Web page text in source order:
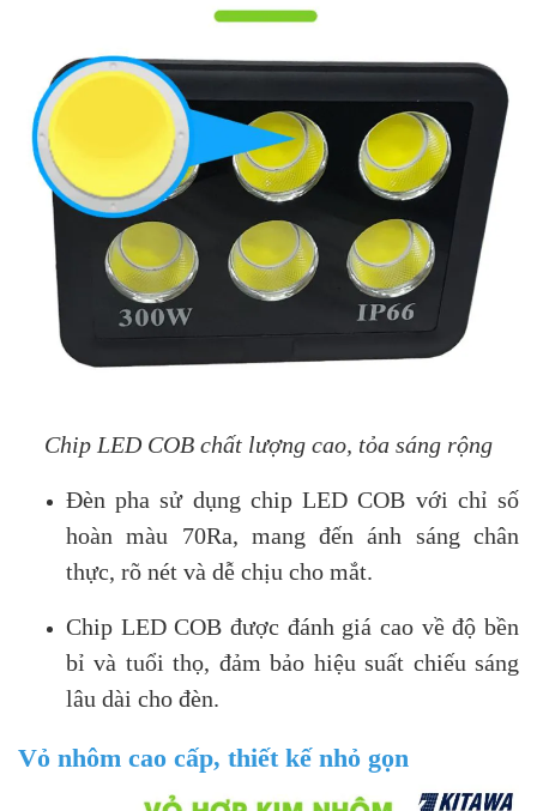
Chip LED COB chất lượng cao, tỏa sáng rộng
Đèn pha sử dụng chip LED COB với chỉ số
hoàn màu 70Ra, mang đến ánh sáng chân
thực, rõ nét và dễ chịu cho mắt.
Chip LED COB được đánh giá cao về độ bền
bỉ và tuổi thọ, đảm bảo hiệu suất chiếu sáng
lâu dài cho đèn.
Vỏ nhôm cao cấp, thiết kế nhỏ gọn